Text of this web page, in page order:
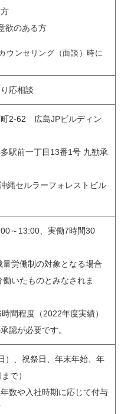
欲のある方
ウンセリング（面談）時に
応相談
町2-62 広島JPビルディン
駅前一丁目13番1号 九勧承
縄セルラーフォレストビル
～13:00、実働7時間30
労働制の対象となる場合
いたものとみなされま
間程度（2022年度実績）
認が必要です。
）、祝祭日、年末年始、年
で）
数や入社時期に応じて付与